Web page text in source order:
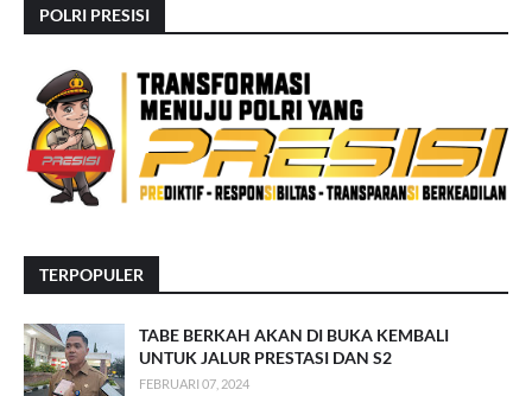
POLRI PRESISI
TERPOPULER
TABE BERKAH AKAN DI BUKA KEMBALI
UNTUK JALUR PRESTASI DAN S2
FEBRUARI 07, 2024